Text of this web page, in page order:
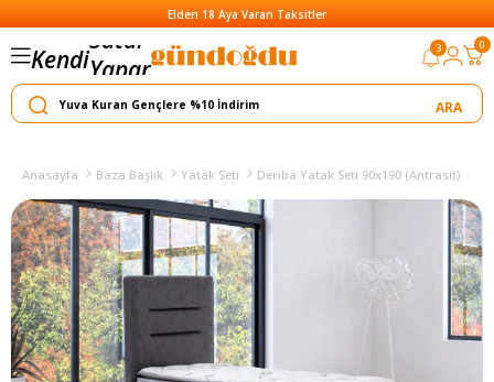
Elden 18 Aya Varan Taksitler
KendiYapar
Satar
3 0
Anasayfa Baza Başlık Yatak Seti Deriba Yatak Seti 90x190 (Antrasit)